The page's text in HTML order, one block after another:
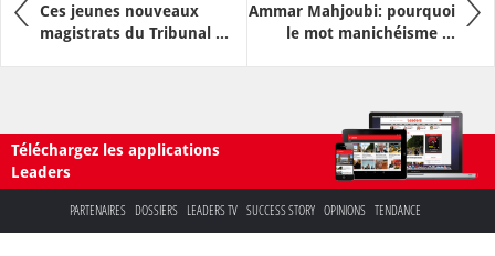
Ces jeunes nouveaux
magistrats du Tribunal ...
Ammar Mahjoubi: pourquoi
le mot manichéisme ...
Téléchargez les applications
Leaders
PARTENAIRES DOSSIERS LEADERS TV SUCCESS STORY OPINIONS TENDANCE